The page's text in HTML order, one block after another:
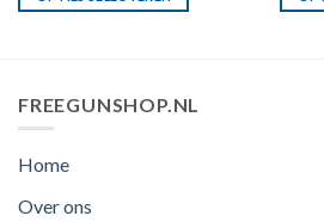
FREEGUNSHOP.NL
Home
Over ons